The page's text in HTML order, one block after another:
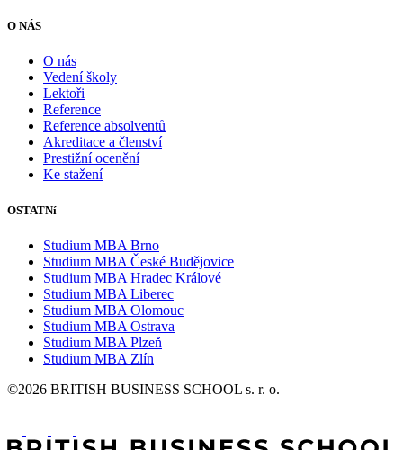
O NÁS
O nás
Vedení školy
Lektoři
Reference
Reference absolventů
Akreditace a členství
Prestižní ocenění
Ke stažení
OSTATNí
Studium MBA Brno
Studium MBA České Budějovice
Studium MBA Hradec Králové
Studium MBA Liberec
Studium MBA Olomouc
Studium MBA Ostrava
Studium MBA Plzeň
Studium MBA Zlín
©2026 BRITISH BUSINESS SCHOOL s. r. o.